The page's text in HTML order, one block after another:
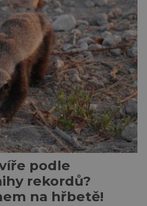
že skutečnost je mnohem
dokážou své okolí
mechanických podnětů
[…]
podle
rekordů?
na hřbetě!